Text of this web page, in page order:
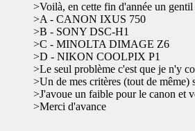
>Voilà, en cette fin d'année un
>A - CANON IXUS 750
>B - SONY DSC-H1
>C - MINOLTA DIMAGE Z6
>D - NIKON COOLPIX P1
>Le seul problème c'est que je n'y
>Un de mes critères (tout de
>J'avoue un faible pour le canon et
>Merci d'avance